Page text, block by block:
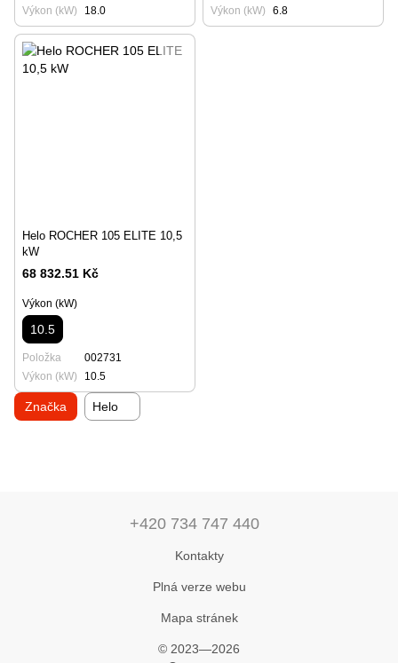
Výkon (kW)
18.0
Výkon (kW)
6.8
Helo ROCHER 105 ELITE 10,5
kW
68 832.51 Kč
Výkon (kW)
10.5
Položka
002731
Výkon (kW)
10.5
Značka Helo
+420 734 747 440
Kontakty
Plná verze webu
Mapa stránek
© 2023—2026